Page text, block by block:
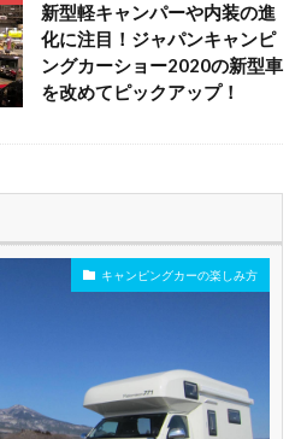
新型軽キャンパーや内装の進
化に注目！ジャパンキャンピ
ングカーショー2020の新型車
を改めてピックアップ！
キャンピングカーの楽しみ方